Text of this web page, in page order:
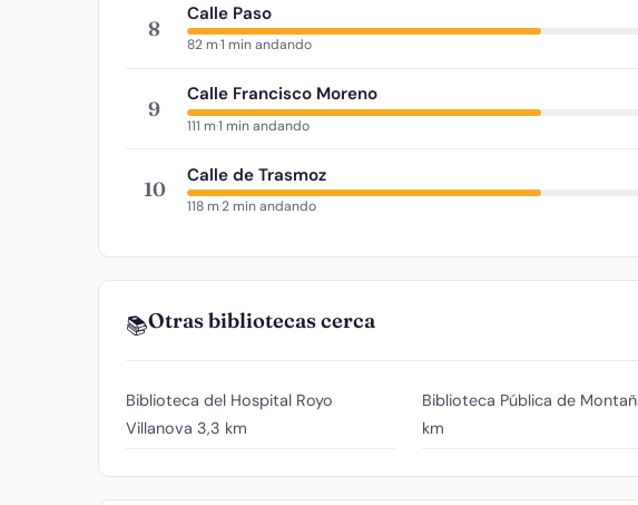
8
Calle Paso
82 m·1 min andando
9
Calle Francisco Moreno
111 m·1 min andando
10
Calle de Trasmoz
118 m·2 min andando
📚Otras bibliotecas cerca
Biblioteca del Hospital Royo
Villanova 3,3 km
Biblioteca Pública de
km